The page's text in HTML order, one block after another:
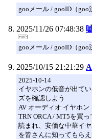
gooメール / gooID（goo
2025/11/26 07:48:38
gooメール / gooID（goo
2025/10/15 21:21:29
2025-10-14
イヤホンの低音が出て
ズを確認しよう
AV オーディオ イヤホン
TRN ORCA / MT5を買
読まれ、安価な中華イ
を皆さんに知ってもら